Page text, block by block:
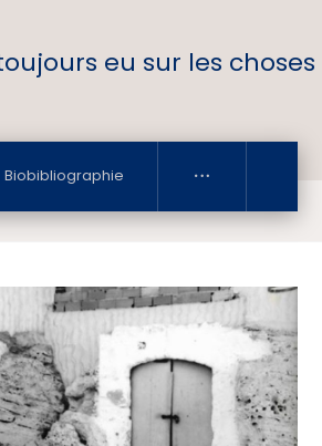
eu sur les
Biobibliographie